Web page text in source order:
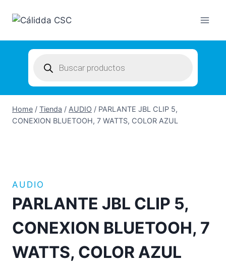
search
Home / Tienda / AUDIO / PARLANTE JBL CLIP 5,
CONEXION BLUETOOH, 7 WATTS, COLOR AZUL
AUDIO
PARLANTE JBL CLIP 5,
CONEXION BLUETOOH, 7
WATTS, COLOR AZUL